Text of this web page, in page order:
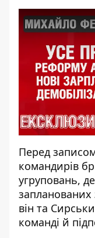
Перед
командирів
угруповань,
запланованих
він та
команді й